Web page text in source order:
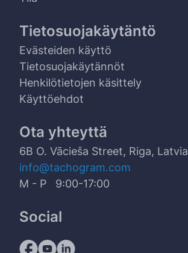
Tietosuojakäytäntö
Evästeiden käyttö
Tietosuojakäytännöt
Henkilötietojen käsittely
Käyttöehdot
Ota yhteyttä
6B O. Vācieša Street, Riga, Latvia
info@tachogram.com
M - P 9:00-17:00
Social